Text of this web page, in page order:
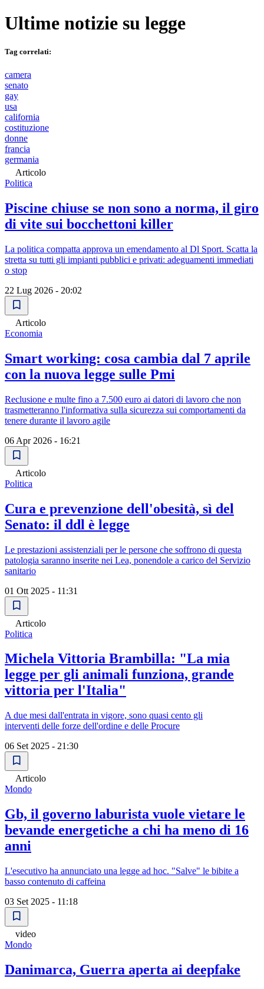
Ultime notizie su legge
Tag correlati:
camera
senato
gay
usa
california
costituzione
donne
francia
germania
Articolo
Politica
Piscine chiuse se non sono a norma, il giro
di vite sui bocchettoni killer
La politica compatta approva un emendamento al Dl Sport. Scatta la
stretta su tutti gli impianti pubblici e privati: adeguamenti immediati
o stop
22 Lug 2026 - 20:02
Articolo
Economia
Smart working: cosa cambia dal 7 aprile
con la nuova legge sulle Pmi
Reclusione e multe fino a 7.500 euro ai datori di lavoro che non
trasmetteranno l'informativa sulla sicurezza sui comportamenti da
tenere durante il lavoro agile
06 Apr 2026 - 16:21
Articolo
Politica
Cura e prevenzione dell'obesità, sì del
Senato: il ddl è legge
Le prestazioni assistenziali per le persone che soffrono di questa
patologia saranno inserite nei Lea, ponendole a carico del Servizio
sanitario
01 Ott 2025 - 11:31
Articolo
Politica
Michela Vittoria Brambilla: "La mia
legge per gli animali funziona, grande
vittoria per l'Italia"
A due mesi dall'entrata in vigore, sono quasi cento gli
interventi delle forze dell'ordine e delle Procure
06 Set 2025 - 21:30
Articolo
Mondo
Gb, il governo laburista vuole vietare le
bevande energetiche a chi ha meno di 16
anni
L'esecutivo ha annunciato una legge ad hoc. "Salve" le bibite a
basso contenuto di caffeina
03 Set 2025 - 11:18
video
Mondo
Danimarca, Guerra aperta ai deepfake